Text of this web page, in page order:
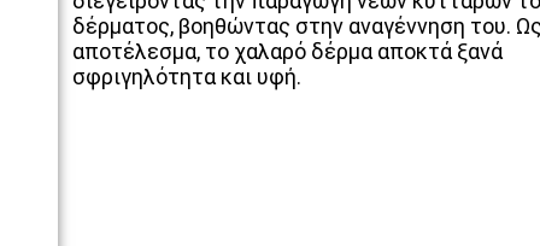
δέρματος, βοηθώντας στην αναγέννηση του.
αποτέλεσμα, το χαλαρό δέρμα αποκτά ξανά
σφριγηλότητα και υφή.